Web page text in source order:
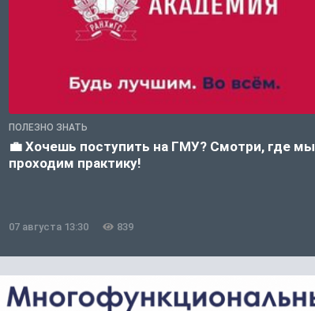
ПОЛЕЗНО ЗНАТЬ
💼 Хочешь поступить на ГМУ? Смотри, где мы
проходим практику!
07 августа 13:30 839